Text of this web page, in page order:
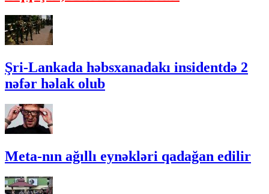
Şri-Lankada həbsxanadakı insidentdə 2
nəfər həlak olub
Meta-nın ağıllı eynəkləri qadağan edilir